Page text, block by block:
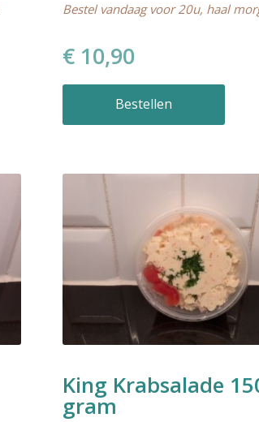
Bestel vandaag voor 20u, haal
€ 10,90
Bestellen
King Krabsalade
gram